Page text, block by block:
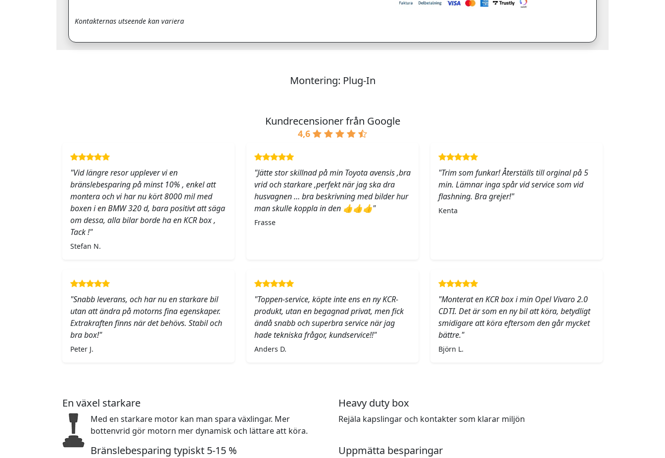
Kontakternas utseende kan variera
Montering: Plug-In
Kundrecensioner från Google
4,6
"Vid längre resor upplever vi en
bränslebesparing på minst 10% , enkel att
montera och vi har nu kört 8000 mil med
boxen i en BMW 320 d, bara positivt att säga
om dessa, alla bilar borde ha en KCR box ,
Tack !"
Stefan N.
"Jätte stor skillnad på min Toyota avensis ,bra
vrid och starkare ,perfekt när jag ska dra
husvagnen … bra beskrivning med bilder hur
man skulle koppla in den 👍👍👍"
Frasse
"Trim som funkar! Återställs till orginal på 5
min. Lämnar inga spår vid service som vid
flashning. Bra grejer!"
Kenta
"Snabb leverans, och har nu en starkare bil
utan att ändra på motorns fina egenskaper.
Extrakraften finns när det behövs. Stabil och
bra box!"
Peter J.
"Toppen-service, köpte inte ens en ny KCR-
produkt, utan en begagnad privat, men fick
ändå snabb och superbra service när jag
hade tekniska frågor, kundservice!!"
Anders D.
"Monterat en KCR box i min Opel Vivaro 2.0
CDTI. Det är som en ny bil att köra, betydligt
smidigare att köra eftersom den går mycket
bättre."
Björn L.
En växel starkare
Med en starkare motor kan man spara växlingar. Mer
bottenvrid gör motorn mer dynamisk och lättare att köra.
Bränslebesparing typiskt 5-15 %
Heavy duty box
Rejäla kapslingar och kontakter som klarar miljön
Uppmätta besparingar